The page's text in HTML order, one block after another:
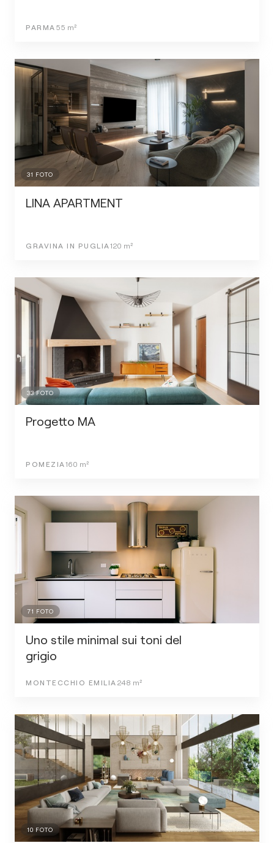
PARMA 55 m²
31 FOTO
LINA APARTMENT
GRAVINA IN PUGLIA 120 m²
33FOTO
Progetto MA
POMEZIA 160 m²
71 FOTO
Uno stile minimal sui toni del
grigio
MONTECCHIO EMILIA 248 m²
10 FOTO